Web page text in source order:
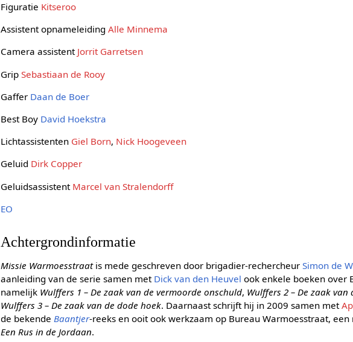
Figuratie Kitseroo
Assistent opnameleidingAlle Minnema
Camera assistent Jorrit Garretsen
GripSebastiaan de Rooy
Gaffer Daan de Boer
Best Boy David Hoekstra
Lichtassistenten Giel Born, Nick Hoogeveen
Geluid Dirk Copper
Geluidsassistent Marcel van Stralendorff
EO
Achtergrondinformatie
Missie Warmoesstraatis mede geschreven door brigadier-rechercheurSimon de
aanleiding van de serie samen met Dick van den Heuvel ook enkele boeken over
namelijk Wulffers 1 – De zaak van de vermoorde onschuld, Wulffers 2 – De zaak
Wulffers 3 – De zaak van de dode hoek. Daarnaast schrijft hij in 2009 samen met
de bekendeBaantjer-reeks en ooit ook werkzaam op Bureau Warmoesstraat,
Een Rus in de Jordaan.